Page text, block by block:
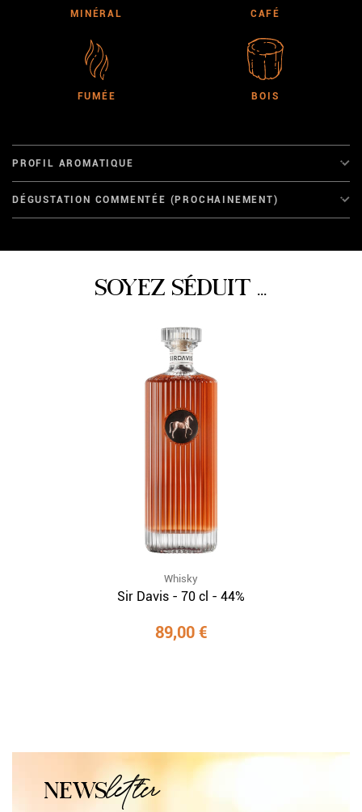
MINÉRAL CAFÉ
FUMÉE BOIS
PROFIL AROMATIQUE
DÉGUSTATION COMMENTÉE (PROCHAINEMENT)
SOYEZ SÉDUIT ...
Whisky
Sir Davis - 70 cl - 44%
89,00 €
NEWSletter